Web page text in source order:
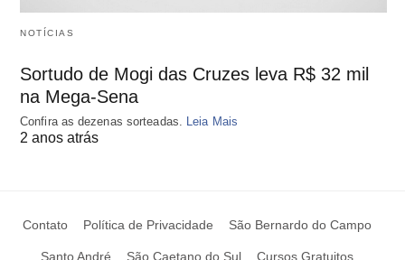
NOTÍCIAS
Sortudo de Mogi das Cruzes leva R$ 32 mil
na Mega-Sena
Confira as dezenas sorteadas. Leia Mais
2 anos atrás
Contato Política de Privacidade São Bernardo do Campo
Santo André São Caetano do Sul Cursos Gratuitos